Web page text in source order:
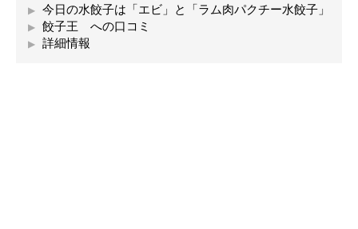
今日の水餃子は「エビ」と「ラム肉パクチー水餃子」
餃子王 への口コミ
詳細情報